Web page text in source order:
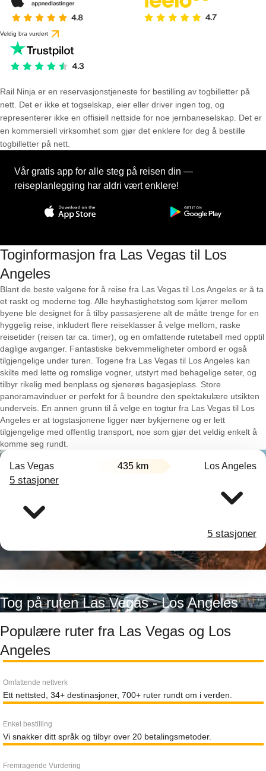
Veldig bra vurdert
Rail Ninja er en reservasjons­tjeneste for bestilling av togbilletter på
nett. Det er ikke et togselskap, eier eller driver ingen tog, og
representerer ikke en offisiell nettside for noe jernbaneselskap. Det er
en kommersiell virksomhet som gjør det enklere for deg å bestille
togbilletter på nett.
Vår gratis app for alle steg på reisen din —
reiseplanlegging har aldri vært enklere!
Toginformasjon fra Las Vegas til Los
Angeles
Blant de beste valgene for å reise fra Las Vegas til Los Angeles er å ta
et raskt og moderne tog. Alle høyhastighetstog som kjører mellom
byene ble designet for å tilby passasjerene alt de måtte trenge for en
hyggelig reise, inkludert flere reiseklasser å velge mellom, raske
reisetider (reisen tar ca. timer), og en omfattende rutetabell med opptil
daglige avganger. Fantastiske bekvemmeligheter ombord er også
tilgjengelige under turen. Togene fra Las Vegas til Los Angeles kan
skilte med lette og romslige vogner, utstyrt med behagelige seter, og
tilbyr rikelig med benplass og sjenerøs bagasjeplass. Store
panoramavinduer er perfekt for å beundre den spektakulære utsikten
underveis. En annen grunn til å velge en togtur fra Las Vegas til Los
Angeles er at togstasjonene ligger nær bykjernene og er lett
tilgjengelige med offentlig transport, noe som gjør det veldig enkelt å
komme seg rundt.
Las Vegas 435 km Los Angeles
5 stasjoner
5 stasjoner
Tog på ruten Las Vegas - Los Angeles
Populære ruter fra Las Vegas og Los
Angeles
Omfattende nettverk
Ett nettsted, 34+ destinasjoner, 700+ ruter rundt om i verden.
Enkel bestilling
Vi snakker ditt språk og tilbyr over 20 betalingsmetoder.
Fremragende Vurdering